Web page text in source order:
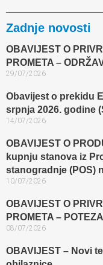
Zadnje novosti
OBAVIJEST O
PROMETA –
29/07/2026
Obavijest o prekidu
srpnja 2026. godine
14/07/2026
OBAVIJEST O
kupnju stanova iz
stanogradnje (POS)
10/07/2026
OBAVIJEST O
PROMETA –
08/07/2026
OBAVIJEST – Novi